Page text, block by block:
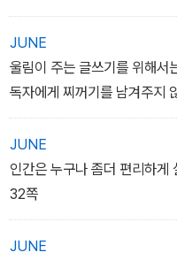
JUNE
울림이 주는 글쓰기를 위해서
독자에게 찌꺼기를 남겨주지
JUNE
인간은 누구나 좀더 편리하게
32쪽
JUNE